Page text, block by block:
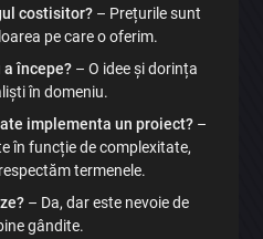
costisitor? – Prețurile sunt
pe care o oferim.
începe? – O idee și dorința
în domeniu.
implementa un proiect? –
în funcție de complexitate,
termenele.
– Da, dar este nevoie de
gândite.